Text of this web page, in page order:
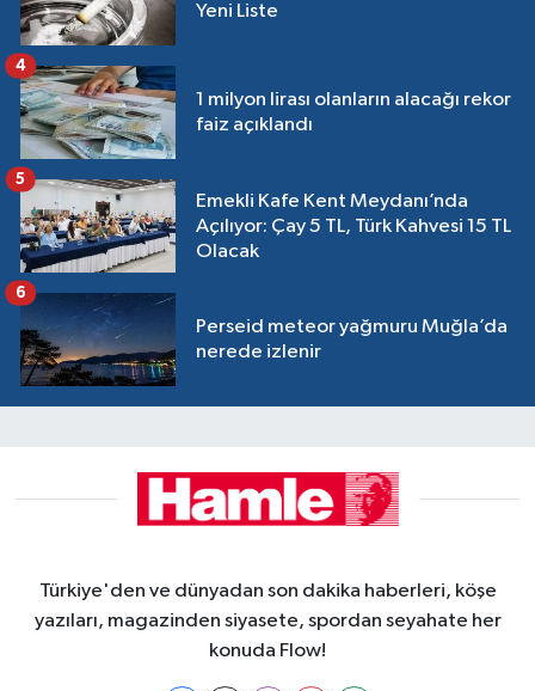
Yeni Liste
1 milyon lirası olanların alacağı rekor
faiz açıklandı
4
Emekli Kafe Kent Meydanı’nda
Açılıyor: Çay 5 TL, Türk Kahvesi 15 TL
Olacak
5
Perseid meteor yağmuru Muğla’da
nerede izlenir
6
Türkiye'den ve dünyadan son dakika haberleri, köşe
yazıları, magazinden siyasete, spordan seyahate her
konuda Flow!